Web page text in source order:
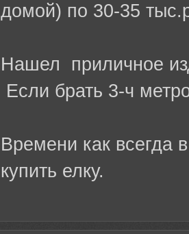
домой) по 30-35
Нашел приличное
Если брать 3-ч
Времени как всегда
купить елку.